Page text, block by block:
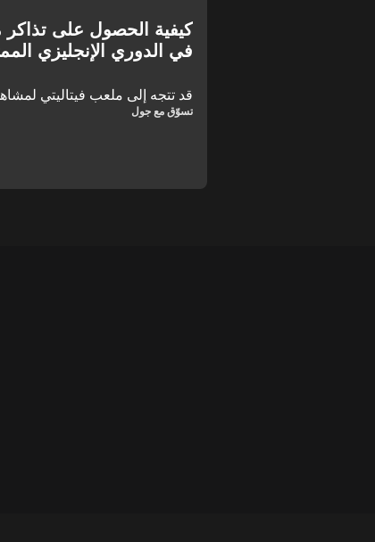
كيفية الحصول على تذاكر
في الدوري الإنجليزي
قد تتجه إلى ملعب فيتاليتي
تسوّق مع جول